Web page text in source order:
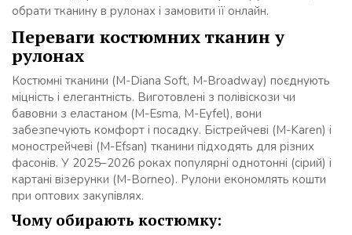
обрати тканину в рулонах і замовити її онлайн.
Переваги костюмних тканин у
рулонах
Костюмні тканини (M-Diana Soft, M-Broadway) поєднують
міцність і елегантність. Виготовлені з полівіскози чи
бавовни з еластаном (M-Esma, M-Eyfel), вони
забезпечують комфорт і посадку. Бістрейчеві (M-Karen) і
монострейчеві (M-Efsan) тканини підходять для різних
фасонів. У 2025–2026 роках популярні однотонні (сірий) і
картані візерунки (M-Borneo). Рулони економлять кошти
при оптових закупівлях.
Чому обирають костюмку: